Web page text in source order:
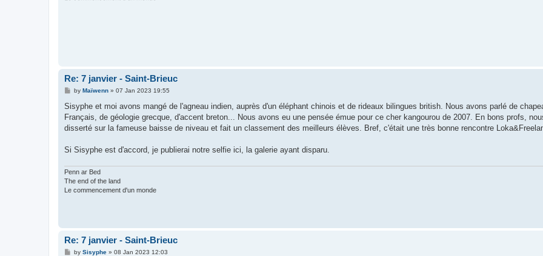
Re: 7 janvier - Saint-Brieuc
P
s
by Maïwenn» 07 Jan 2023 19:55
Sisyphe et moi avons mangé de l'agneau indien, auprès d'un éléphant chinois et de rideaux bilingues british. Nous avons parlé de
Français, de géologie grecque, d'accent breton... Nous avons eu une pensée émue pour ce cher kangourou de 2007. En bons profs,
disserté sur la fameuse baisse de niveau et fait un classement des meilleurs élèves. Bref, c'était une très bonne rencontre
Si Sisyphe est d'accord, je publierai notre selfie ici, la galerie ayant disparu.
Penn ar Bed
The end of the land
Le commencement d'un monde
Re: 7 janvier - Saint-Brieuc
Pby Sisyphe» 08 Jan 2023 12:03